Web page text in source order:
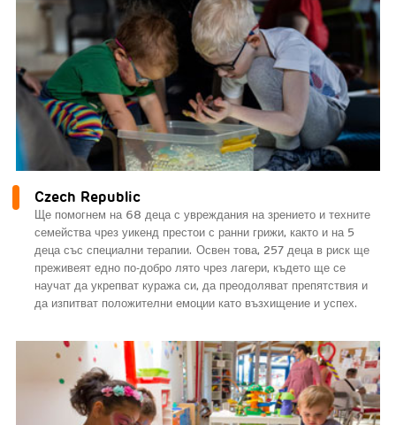
Czech Republic
Ще помогнем на 68 деца с увреждания на зрението и техните
семейства чрез уикенд престои с ранни грижи, както и на 5
деца със специални терапии. Освен това, 257 деца в риск ще
преживеят едно по-добро лято чрез лагери, където ще се
научат да укрепват куража си, да преодоляват препятствия и
да изпитват положителни емоции като възхищение и успех.